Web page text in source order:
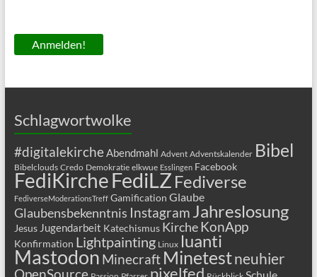
Schlagwortwolke
#digitalekircheAbendmahl Advent Adventskalender Bibel
Bibelclouds Credo Demokratie elkwue Esslingen Facebook
FediKircheFediLZ Fediverse
FediverseModerationsTreff Gamification Glaube
Glaubensbekenntnis Instagram Jahreslosung
Jesus Jugendarbeit Katechismus KircheKonApp
Konfirmation Lightpainting Linux luanti
Mastodon Minecraft Minetestneuhier
pixelfed